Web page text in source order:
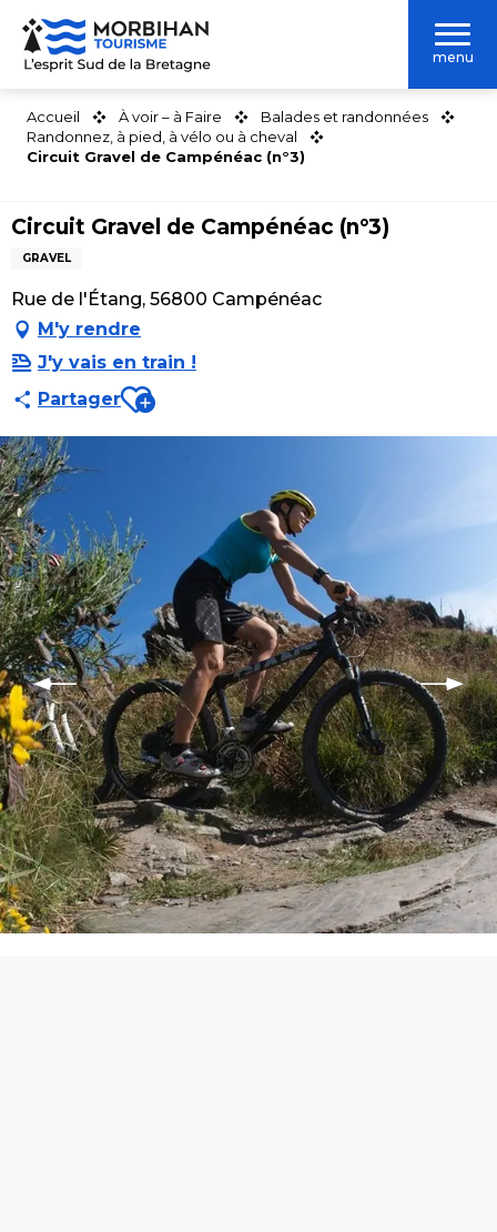
Aller
contenu
menu
Accueil À voir – à Faire
Balades et randonnées
Randonnez, à pied, à vélo ou à cheval
Circuit Gravel de Campénéac (n°3)
Circuit Gravel de Campénéac (n°3)
GRAVEL
Rue de l'Étang, 56800 Campénéac
M'y rendre
J'y vais en train !
PartagerAjouter aux favoris